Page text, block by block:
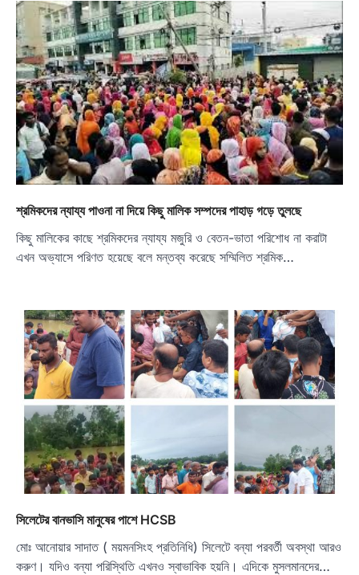
শ্রমিকদের ন্যায্য পাওনা না দিয়ে কিছু মালিক সম্পদের পাহাড় গড়ে তুলছে
কিছু মালিকের কাছে শ্রমিকদের ন্যায্য মজুরি ও বেতন-ভাতা পরিশোধ না করাটা
এখন অভ্যাসে পরিণত হয়েছে বলে মন্তব্য করেছে সম্মিলিত শ্রমিক…
সিলেটের বানভাসি মানুষের পাশে HCSB
মোঃ আনোয়ার সাদাত ( ময়মনসিংহ প্রতিনিধি) সিলেটে বন্যা পরবর্তী অবস্থা আরও
করুণ। যদিও বন্যা পরিস্থিতি এখনও স্বাভাবিক হয়নি। এদিকে মুসলমানদের…